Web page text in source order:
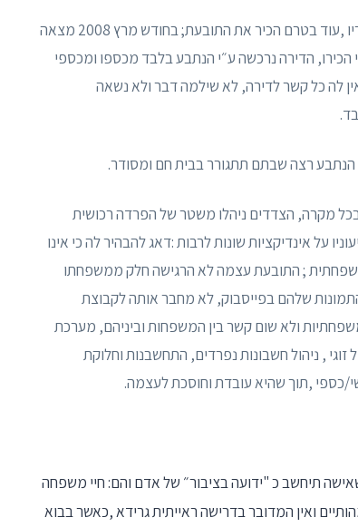
הנתבע היה מעוניין לרכוש דירה בעיר/ שם מתגוררת משפחתו וחבריו ,עוד בטרם הכיר את התובעת; בחודש מרץ 2008 מצאה
הכירו, הדירה נרכשה ע״י הנתבע בלבד מכספו ומכספי
לה כל קשר לדירה, לא שילמה דבר ולא נשאה
מקרה, הצדדים ניהלו משטר של הפרדה רכושית
על אינדיקציות שונות לרבות :דאג להבהיר לה כי אינו
משפחתית ; התובעת עצמה לא הרגישה חלק ממשפחתו
שלהם בפייסבוק, לא מחבר אותה לקבוצת
ולא שום קשר בין המשפחות וביניהם, מערכת
, ניהול חשבונות נפרדים, התחשבנות וחלוקת
כספי ,תוך שהיא עובדת וחוסכת לעצמה.
תיחשב כ "ידועה בציבור״ של אדם והם: חיי משפחה
ואין המדובר בדרישה ראייתית גרידא ,כאשר בבוא